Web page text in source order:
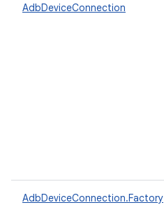
AdbDeviceConnection
AdbDeviceConnection.Factory